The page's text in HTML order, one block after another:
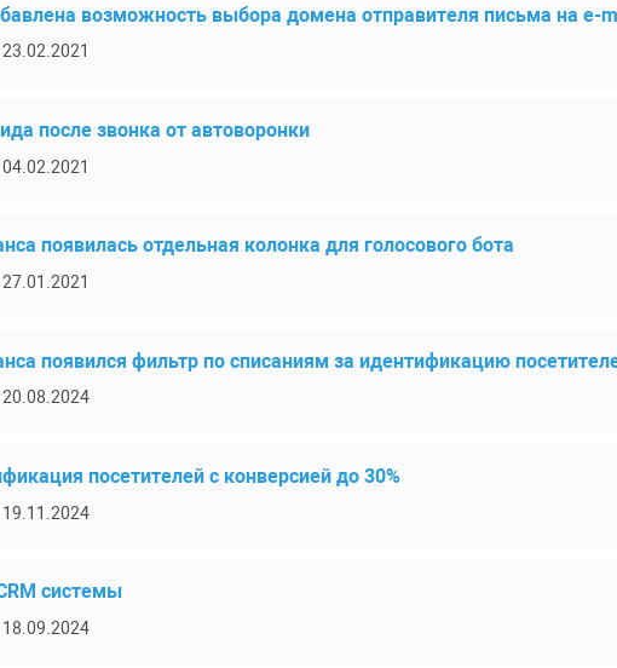
возможность выбора домена отправителя письма на e-
после звонка от автоворонки
появилась отдельная колонка для голосового бота
появился фильтр по списаниям за идентификацию
посетителей с конверсией до 30%
системы